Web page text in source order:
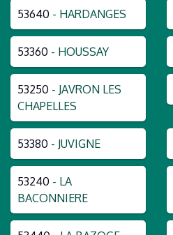
53640 - HARDANGES
53360 - HOUSSAY
53250 - JAVRON LES
CHAPELLES
53380 - JUVIGNE
53240 - LA
BACONNIERE